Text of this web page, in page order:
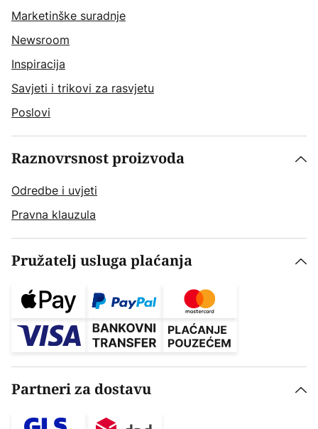
Marketinške suradnje
Newsroom
Inspiracija
Savjeti i trikovi za rasvjetu
Poslovi
Raznovrsnost proizvoda
Odredbe i uvjeti
Pravna klauzula
Pružatelj usluga plaćanja
Partneri za dostavu